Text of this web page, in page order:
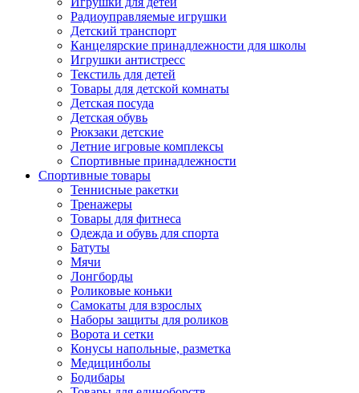
Радиоуправляемые игрушки
Детский транспорт
Канцелярские принадлежности для школы
Игрушки антистресс
Текстиль для детей
Товары для детской комнаты
Детская посуда
Детская обувь
Рюкзаки детские
Летние игровые комплексы
Спортивные принадлежности
Спортивные товары
Теннисные ракетки
Тренажеры
Товары для фитнеса
Одежда и обувь для спорта
Батуты
Мячи
Лонгборды
Роликовые коньки
Самокаты для взрослых
Наборы защиты для роликов
Ворота и сетки
Конусы напольные, разметка
Медицинболы
Бодибары